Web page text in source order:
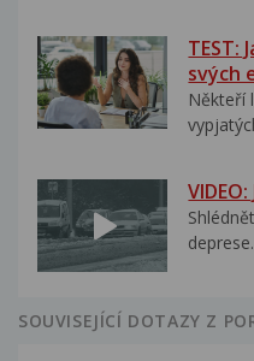
TEST:
svých
Někteří
SOUVISEJÍCÍ DOTAZY Z